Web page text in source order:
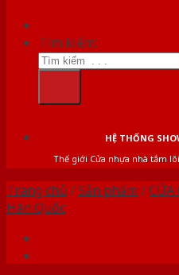
Tìm kiếm:
HỆ THỐNG
Thế giới Cửa nhựa nhà tắm
Trang chủ /Sản phẩm /CỬA
Hàn Quốc